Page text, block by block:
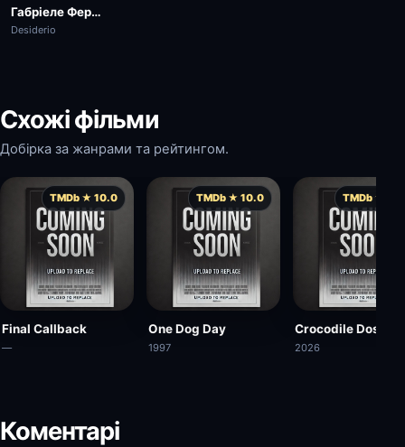
Габріеле Ферцетті
Desiderio
Схожі фільми
Добірка за жанрами та рейтингом.
TMDb ★ 10.0
Final Callback
—
TMDb ★ 10.0
One Dog Day
1997
TMDb ★
Crocodile Dose
2026
Коментарі